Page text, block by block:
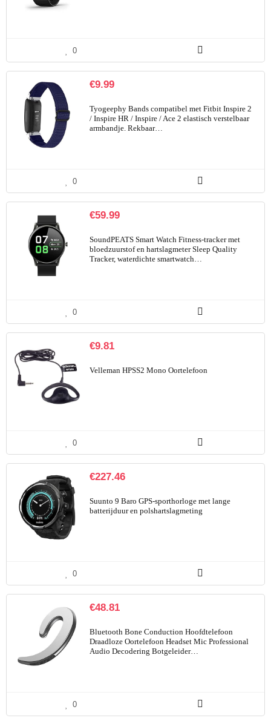
0
€9.99
Tyogeephy Bands compatibel met Fitbit Inspire 2
/ Inspire HR / Inspire / Ace 2 elastisch verstelbaar
armbandje. Rekbaar…
0
€59.99
SoundPEATS Smart Watch Fitness-tracker met
bloedzuurstof en hartslagmeter Sleep Quality
Tracker, waterdichte smartwatch…
0
€9.81
Velleman HPSS2 Mono Oortelefoon
0
€227.46
Suunto 9 Baro GPS-sporthorloge met lange
batterijduur en polshartslagmeting
0
€48.81
Bluetooth Bone Conduction Hoofdtelefoon
Draadloze Oortelefoon Headset Mic Professional
Audio Decodering Botgeleider…
0